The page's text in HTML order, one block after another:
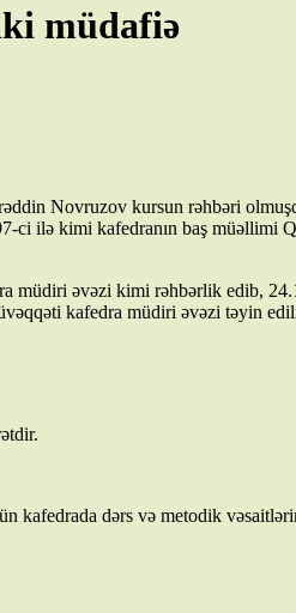
müdafiə
kursun rəhbəri
ci ilə kimi kafedranın baş
əvəzi kimi rəhbərlik edib,
kafedra müdiri əvəzi təyin
kafedrada dərs və metodik